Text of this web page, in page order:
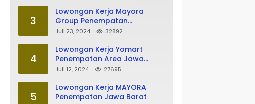
3
Lowongan Kerja Mayora
Group Penempatan
Tasikmalaya
Juli 23, 2024 32892
4
Lowongan Kerja Yomart
Penempatan Area Jawa
Barat
Juli 12, 2024 27695
5
Lowongan Kerja MAYORA
Penempatan Jawa Barat